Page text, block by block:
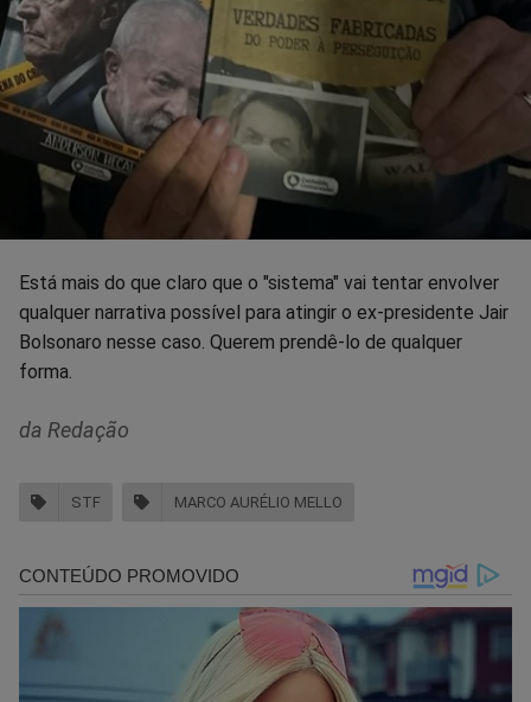
Está mais do que claro que o "sistema" vai tentar envolver
qualquer narrativa possível para atingir o ex-presidente Jair
Bolsonaro nesse caso. Querem prendê-lo de qualquer
forma.
da Redação
STF MARCO AURÉLIO MELLO